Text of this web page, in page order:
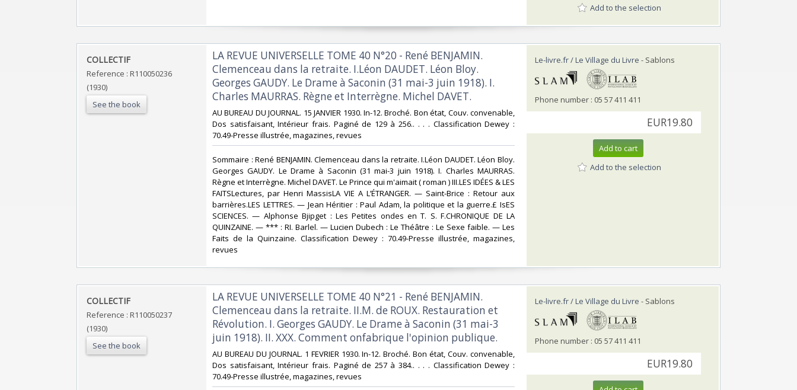
Add to the selection
‎COLLECTIF‎
Reference : R110050236
(1930)
See the book
‎LA REVUE UNIVERSELLE TOME 40 N°20 - René BENJAMIN.
Clemenceau dans la retraite. I.Léon DAUDET. Léon Bloy.
Georges GAUDY. Le Drame à Saconin (31 mai-3 juin 1918). I.
Charles MAURRAS. Règne et Interrègne. Michel DAVET.‎
‎AU BUREAU DU JOURNAL. 15 JANVIER 1930. In-12. Broché. Bon état, Couv. convenable,
Dos satisfaisant, Intérieur frais. Paginé de 129 à 256.. . . . Classification Dewey :
70.49-Presse illustrée, magazines, revues‎
‎Sommaire : René BENJAMIN. Clemenceau dans la retraite. I.Léon DAUDET. Léon Bloy.
Georges GAUDY. Le Drame à Saconin (31 mai-3 juin 1918). I. Charles MAURRAS.
Règne et Interrègne. Michel DAVET. Le Prince qui m'aimait ( roman ) III.LES IDÉES & LES
FAITSLectures, par Henri MassisLA VIE A L’ÉTRANGER. — Saint-Brice : Retour aux
barrières.LES LETTRES. — Jean Héritier : Paul Adam, la politique et la guerre.£ IsES
SCIENCES. — Alphonse Bjipget : Les Petites ondes en T. S. F.CHRONIQUE DE LA
QUINZAINE. — *** : RI. Barlel. — Lucien Dubech : Le Théâtre : Le Sexe faible. — Les
Faits de la Quinzaine. Classification Dewey : 70.49-Presse illustrée, magazines,
revues‎
Le-livre.fr / Le Village du Livre - Sablons
Phone number : 05 57 411 411
EUR19.80
Add to cart
Add to the selection
‎COLLECTIF‎
Reference : R110050237
(1930)
See the book
‎LA REVUE UNIVERSELLE TOME 40 N°21 - René BENJAMIN.
Clemenceau dans la retraite. II.M. de ROUX. Restauration et
Révolution. I. Georges GAUDY. Le Drame à Saconin (31 mai-3
juin 1918). II. XXX. Comment onfabrique l'opinion publique.‎
‎AU BUREAU DU JOURNAL. 1 FEVRIER 1930. In-12. Broché. Bon état, Couv. convenable,
Dos satisfaisant, Intérieur frais. Paginé de 257 à 384.. . . . Classification Dewey :
70.49-Presse illustrée, magazines, revues‎
Le-livre.fr / Le Village du Livre - Sablons
Phone number : 05 57 411 411
EUR19.80